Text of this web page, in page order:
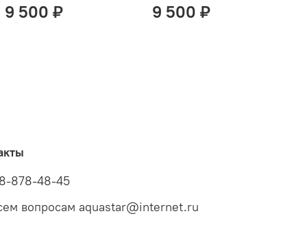
9 500 ₽ 9 500 ₽
878-48-45
вопросам aquastar@internet.ru